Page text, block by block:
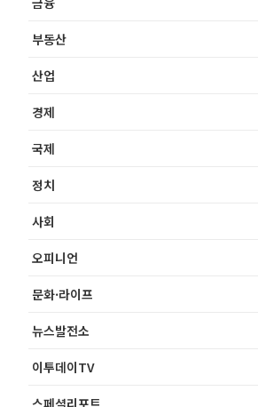
부동산
산업
경제
국제
정치
사회
오피니언
문화·라이프
뉴스발전소
이투데이TV
스페셜리포트